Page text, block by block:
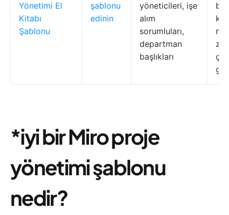
Yönetimi El
Kitabı
Şablonu
şablonu
edinin
yöneticileri, işe
alım
sorumluları,
departman
başlıkları
*i̇yi bir Miro proje
yönetimi şablonu
nedir?